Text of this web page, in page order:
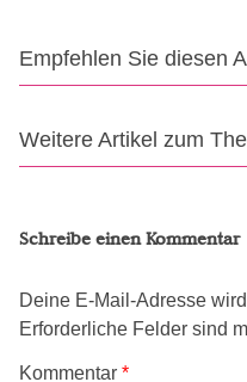
Empfehlen Sie diesen
Weitere Artikel zum
Schreibe einen Kommentar
Deine E-Mail-Adresse
Erforderliche Felder sind
Kommentar *